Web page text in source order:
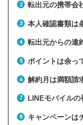
転出元の携帯会
本人確認書類は
転出元からの違
ポイントは余っ
解約月は満額請
LINEモバイル
キャンペーンは